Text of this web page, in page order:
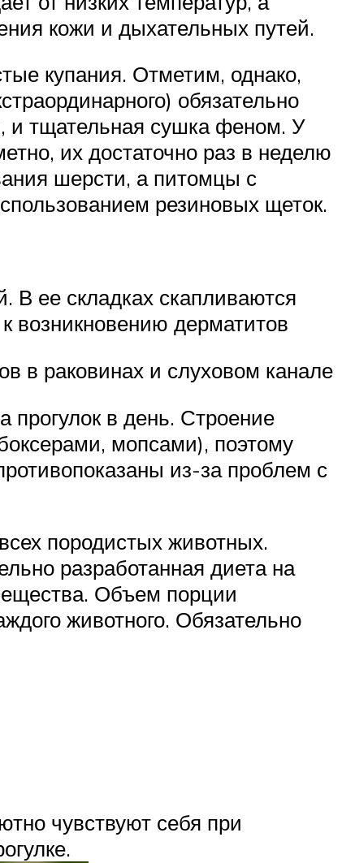
кожи и дыхательных путей.
купания. Отметим, однако,
обязательно
и тщательная сушка феном. У
их достаточно раз в неделю
шерсти, а питомцы с
резиновых щеток.
В ее складках скапливаются
возникновению дерматитов
в раковинах и слуховом канале
в день. Строение
мопсами), поэтому
из-за проблем с
породистых животных.
разработанная диета на
Объем порции
животного. Обязательно
чувствуют себя при